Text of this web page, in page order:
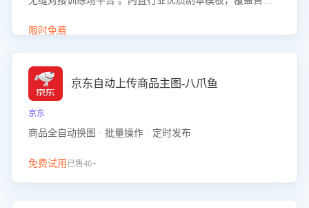
初始化时间，助力企业快速启动智能客服训练
限时免费
京东自动上传商品主图-八爪鱼
京东
商品全自动换图 · 批量操作 · 定时发布
免费试用 已售46+